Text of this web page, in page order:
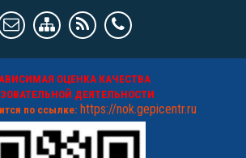
ОЦЕНКА КАЧЕСТВА
ДЕЯТЕЛЬНОСТИ
по ссылке: https://nok.gepicentr.ru